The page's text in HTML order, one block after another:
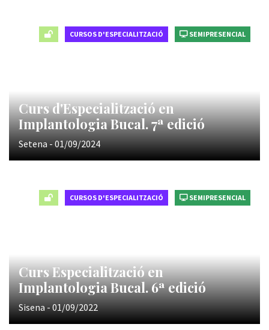
CURSOS D'ESPECIALITZACIÓ SEMIPRESENCIAL
Curs d'Especialització en
Implantologia Bucal. 7ª edició
Setena - 01/09/2024
CURSOS D'ESPECIALITZACIÓ SEMIPRESENCIAL
Curs Especialització en
Implantologia Bucal. 6ª edició
Sisena - 01/09/2022